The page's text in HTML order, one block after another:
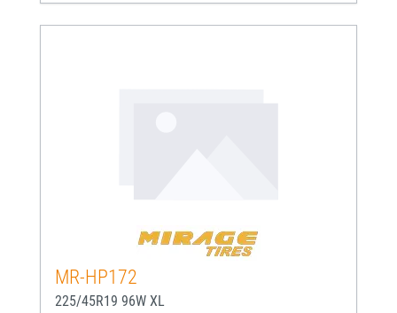
MR-HP172
225/45R19 96W XL